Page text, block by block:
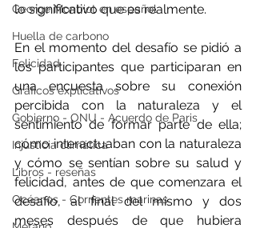
George Monbiot en español
Huella de carbono
Felicidad
Gráficos explicativos
Gobierno - ONU - Acuerdo de Paris
Injusticia climática
Libros - reseñas
Océanos - Corrientes marinas
lo significativo que es realmente.
En el momento del desafío se pidió a
los participantes que participaran en
una encuesta sobre su conexión
percibida con la naturaleza y el
sentimiento de formar parte de ella;
cómo interactuaban con la naturaleza
y cómo se sentían sobre su salud y
felicidad, antes de que comenzara el
desafío, al final del mismo y dos
meses después de que hubiera